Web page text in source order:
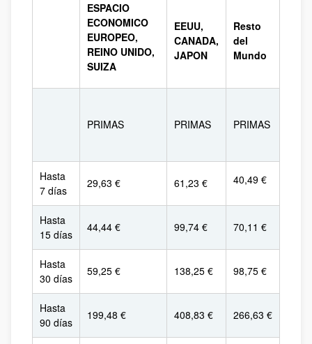
ESPACIO
ECONOMICO
EUROPEO,
REINO UNIDO,
SUIZA
EEUU,
CANADA,
JAPON
Resto
del
Mundo
PRIMAS PRIMAS PRIMAS
Hasta
7 días
29,63 € 61,23 € 40,49 €
Hasta
15 días
44,44 € 99,74 € 70,11 €
Hasta
30 días
59,25 € 138,25 € 98,75 €
Hasta
90 días
199,48 € 408,83 € 266,63 €